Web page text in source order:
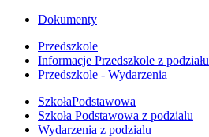
Dokumenty
Przedszkole
Informacje Przedszkole z podziału
Przedszkole - Wydarzenia
SzkołaPodstawowa
Szkoła Podstawowa z podzialu
Wydarzenia z podzialu